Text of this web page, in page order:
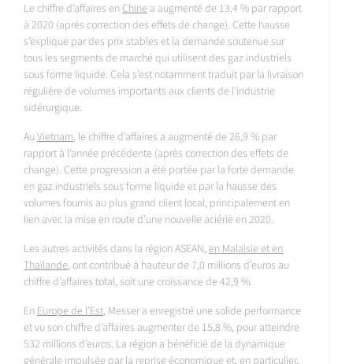
Le chiffre d’affaires enChine a augmenté de 13,4 % par rapport
à 2020 (après correction des effets de change). Cette hausse
s’explique par des prix stables et la demande soutenue sur
tous les segments de marché qui utilisent des gaz industriels
sous forme liquide. Cela s’est notamment traduit par la livraison
régulière de volumes importants aux clients de l’industrie
sidérurgique.
Au Vietnam, le chiffre d’affaires a augmenté de 26,9 % par
rapport à l’année précédente (après correction des effets de
change). Cette progression a été portée par la forte demande
en gaz industriels sous forme liquide et par la hausse des
volumes fournis au plus grand client local, principalement en
lien avec la mise en route d’une nouvelle aciérie en 2020.
Les autres activités dans la région ASEAN, en Malaisie et en
Thaïlande, ont contribué à hauteur de 7,0 millions d’euros au
chiffre d’affaires total, soit une croissance de 42,9 %.
EnEurope de l’Est, Messer a enregistré une solide performance
et vu son chiffre d’affaires augmenter de 15,8 %, pour atteindre
532 millions d’euros. La région a bénéficié de la dynamique